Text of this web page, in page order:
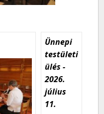
Ünnepi
testületi
ülés -
2026.
július
11.